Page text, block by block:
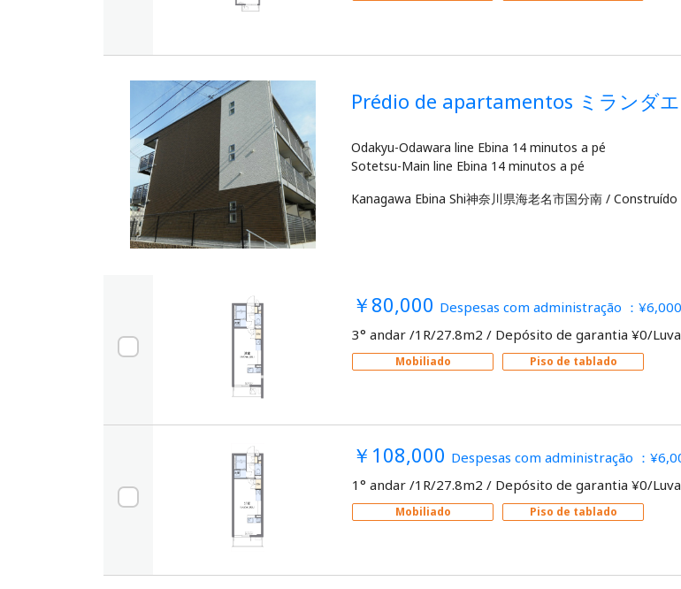
Prédio de apartamentos ミランダ
Odakyu-Odawara line Ebina 14 minutos a pé
Kanagawa Ebina Shi神奈川県海老名市国分南 / Construído
￥80,000 Despesas com administração ：¥6,000
3° andar /1R/27.8m2 / Depósito de garantia ¥0/
Mobiliado Piso de tablado
￥108,000 Despesas com administração ：
1° andar /1R/27.8m2 / Depósito de garantia ¥0/
Mobiliado Piso de tablado